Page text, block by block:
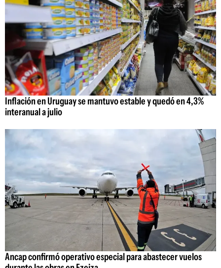
Inflación en Uruguay se mantuvo estable y quedó en 4,3%
interanual a julio
Ancap confirmó operativo especial para abastecer vuelos